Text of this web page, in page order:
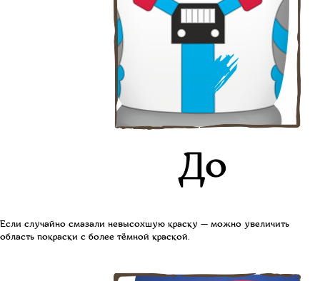
Если случайно смазали невысохшую краску — можно увеличить
область покраски с более тёмной краской.